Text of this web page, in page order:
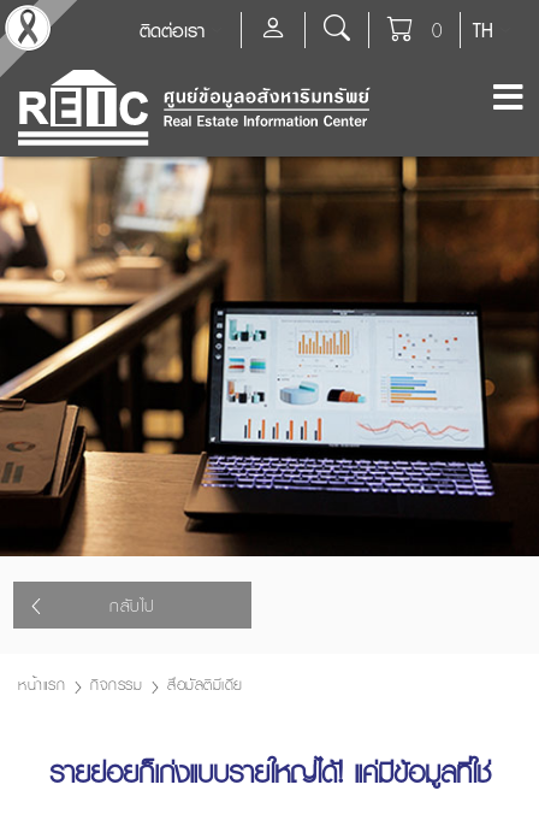
TH
0
ติดต่อเรา
กลับไป
หน้าแรก กิจกรรม สื่อมัลติมีเดีย
รายย่อยก็เก่งแบบรายใหญ่ได้! แค่มีข้อมูลที่ใช่